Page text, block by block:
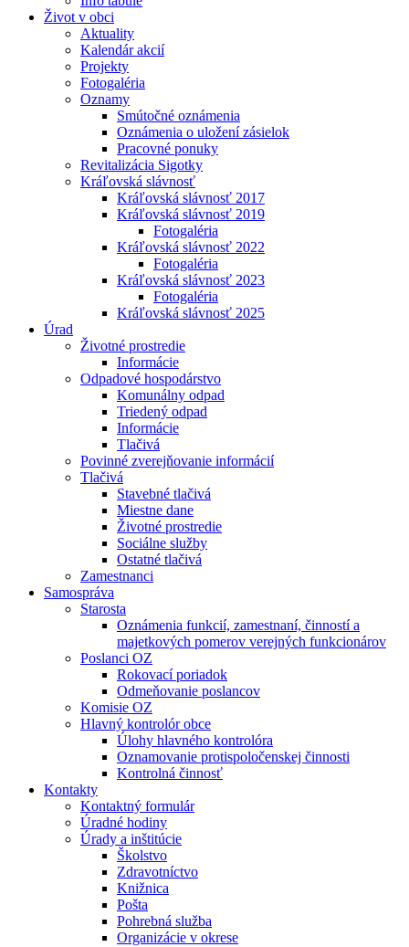
Život v obci
Aktuality
Kalendár akcií
Projekty
Fotogaléria
Oznamy
Smútočné oznámenia
Oznámenia o uložení zásielok
Pracovné ponuky
Revitalizácia Sigotky
Kráľovská slávnosť
Kráľovská slávnosť 2017
Kráľovská slávnosť 2019
Fotogaléria
Kráľovská slávnosť 2022
Fotogaléria
Kráľovská slávnosť 2023
Fotogaléria
Kráľovská slávnosť 2025
Úrad
Životné prostredie
Informácie
Odpadové hospodárstvo
Komunálny odpad
Triedený odpad
Informácie
Tlačivá
Povinné zverejňovanie informácií
Tlačivá
Stavebné tlačivá
Miestne dane
Životné prostredie
Sociálne služby
Ostatné tlačivá
Zamestnanci
Samospráva
Starosta
Oznámenia funkcií, zamestnaní, činností a
majetkových pomerov verejných funkcionárov
Poslanci OZ
Rokovací poriadok
Odmeňovanie poslancov
Komisie OZ
Hlavný kontrolór obce
Úlohy hlavného kontrolóra
Oznamovanie protispoločenskej činnosti
Kontrolná činnosť
Kontakty
Kontaktný formulár
Úradné hodiny
Úrady a inštitúcie
Školstvo
Zdravotníctvo
Knižnica
Pošta
Pohrebná služba
Organizácie v okrese